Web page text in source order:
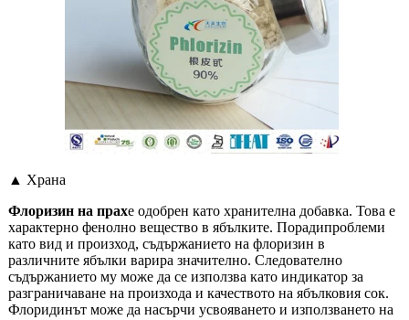
▲ Храна
Флоризин на прахе одобрен като хранителна добавка. Това е
характерно фенолно вещество в ябълките. Порадипроблеми
като вид и произход, съдържанието на флоризин в
различните ябълки варира значително. Следователно
съдържанието му може да се използва като индикатор за
разграничаване на произхода и качеството на ябълковия сок.
Флоридинът може да насърчи усвояването и използването на